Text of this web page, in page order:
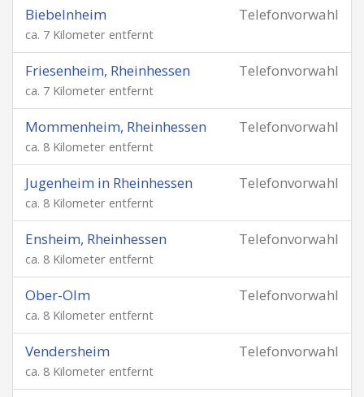
Telefonvorwahl
Biebelnheim
ca. 7 Kilometer entfernt
Telefonvorwahl
Friesenheim, Rheinhessen
ca. 7 Kilometer entfernt
Telefonvorwahl
Mommenheim, Rheinhessen
ca. 8 Kilometer entfernt
Telefonvorwahl
Jugenheim in Rheinhessen
ca. 8 Kilometer entfernt
Telefonvorwahl
Ensheim, Rheinhessen
ca. 8 Kilometer entfernt
Telefonvorwahl
Ober-Olm
ca. 8 Kilometer entfernt
Telefonvorwahl
Vendersheim
ca. 8 Kilometer entfernt